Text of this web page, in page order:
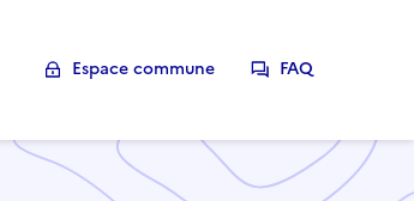
Espace commune FAQ